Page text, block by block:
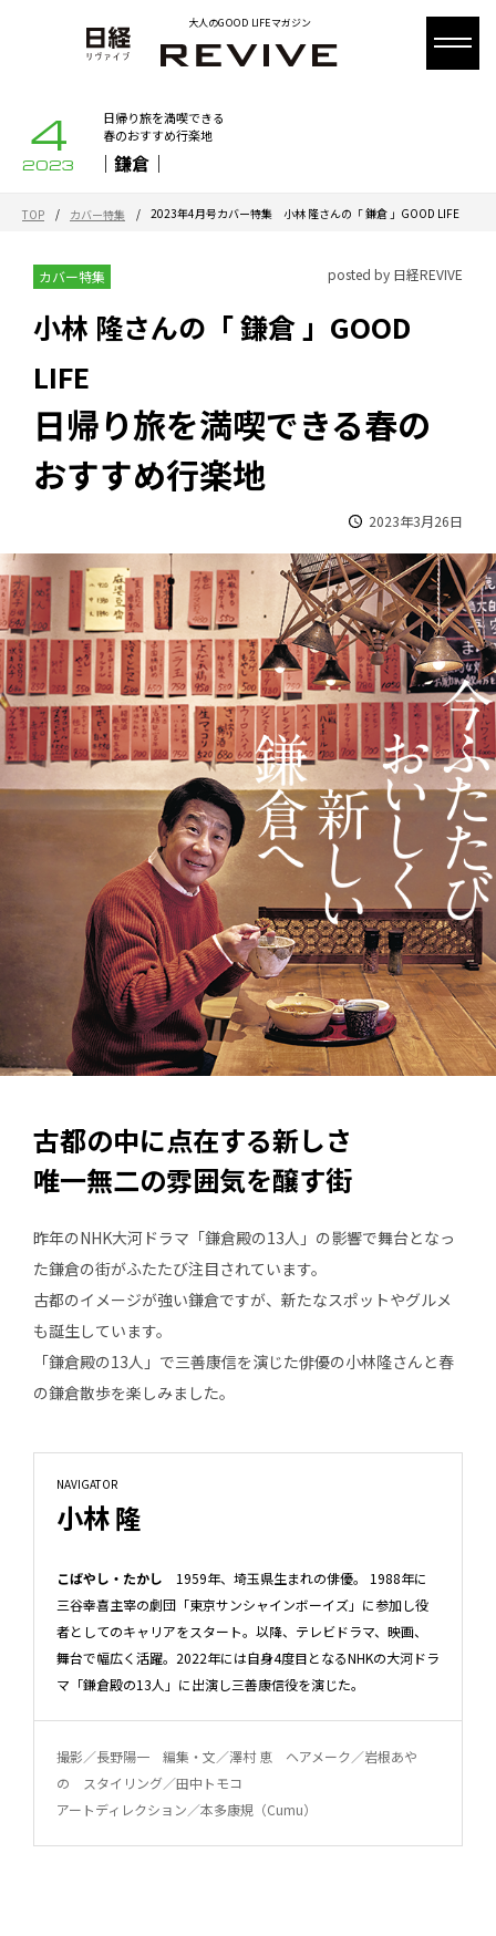
大人のGOOD LIFEマガジン
4
2023
日帰り旅を満喫できる
春のおすすめ行楽地
｜鎌倉｜
TOP / カバー特集 / 2023年4月号カバー特集 小林 隆さんの「 鎌倉 」GOOD LIFE
カバー特集 posted by 日経REVIVE
小林 隆さんの「 鎌倉 」GOOD
LIFE
日帰り旅を満喫できる春の
おすすめ行楽地
2023年3月26日
古都の中に点在する新しさ
唯一無二の雰囲気を醸す街
昨年のNHK大河ドラマ「鎌倉殿の13人」の影響で舞台となっ
た鎌倉の街がふたたび注目されています。
古都のイメージが強い鎌倉ですが、新たなスポットやグルメ
も誕生しています。
「鎌倉殿の13人」で三善康信を演じた俳優の小林隆さんと春
の鎌倉散歩を楽しみました。
NAVIGATOR
小林 隆
こばやし・たかし
1959年、埼玉県生まれの俳優。 1988年に
三谷幸喜主宰の劇団「東京サンシャインボーイズ」に参加し役
者としてのキャリアをスタート。以降、テレビドラマ、映画、
舞台で幅広く活躍。2022年には自身4度目となるNHKの大河ドラ
マ「鎌倉殿の13人」に出演し三善康信役を演じた。
撮影／長野陽一 編集・文／澤村 恵 ヘアメーク／岩根あや
の スタイリング／田中トモコ
アートディレクション／本多康規（Cumu）